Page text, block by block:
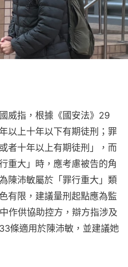
威指，根據《國安法》29
以上十年以下有期徒刑；罪
者十年以上有期徒刑」，而
重大」時，應考慮被告的角
陳沛敏屬於「罪行重大」類
有限，建議量刑起點應為監
作供協助控方，辯方指涉及
條適用於陳沛敏，並建議她